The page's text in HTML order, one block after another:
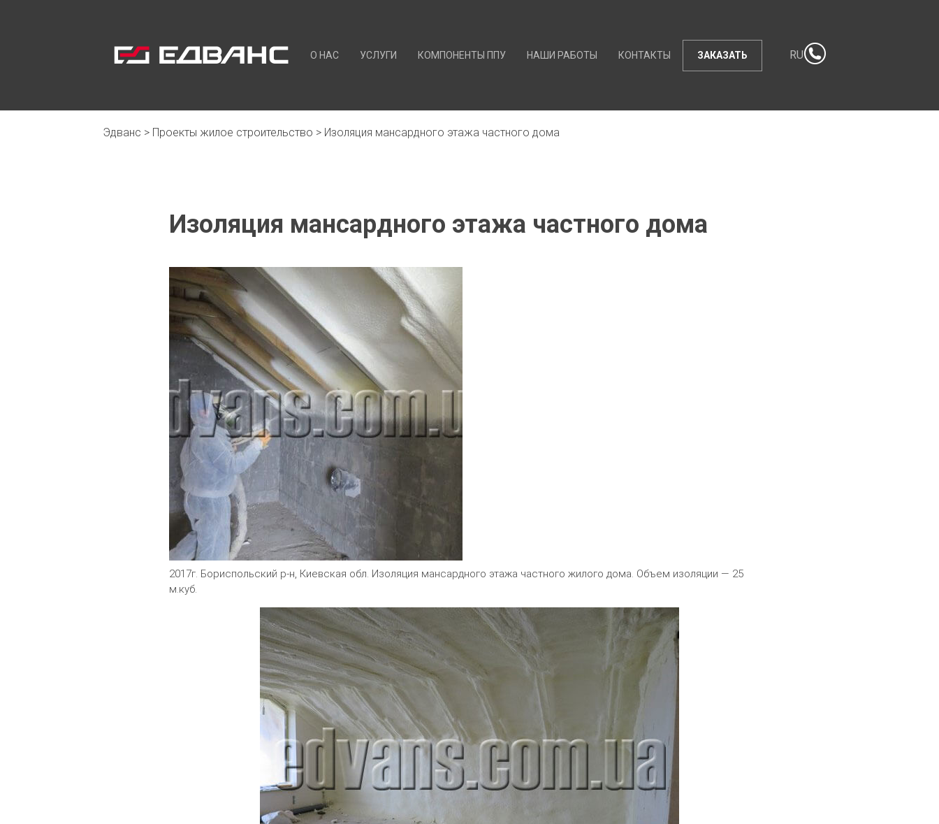
О НАС УСЛУГИ КОМПОНЕНТЫ ППУ НАШИ РАБОТЫ КОНТАКТЫ ЗАКАЗАТЬ RU
Skip
Эдванс > Проекты жилое строительство > Изоляция мансардного этажа частного дома
Изоляция мансардного этажа частного дома
2017г. Бориспольский р-н, Киевская обл. Изоляция мансардного этажа частного жилого дома. Объем изоляции — 25
м.куб.